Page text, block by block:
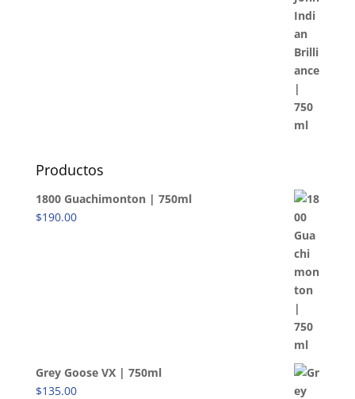
Productos
1800 Guachimonton | 750ml
$190.00
Grey Goose VX | 750ml
$135.00